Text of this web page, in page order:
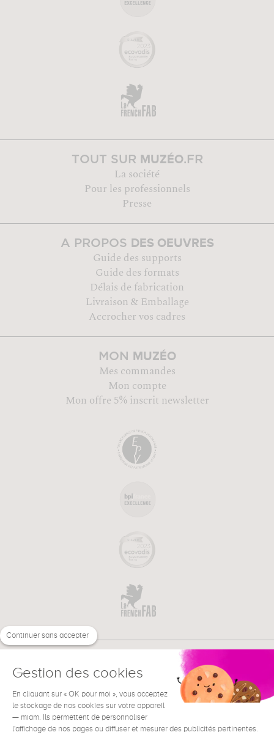
TOUT SUR MUZÉO.FR
La société
Pour les professionnels
Presse
A PROPOS DES OEUVRES
Guide des supports
Guide des formats
Délais de fabrication
Livraison & Emballage
Accrocher vos cadres
MON MUZÉO
Mes commandes
Mon compte
Mon offre 5% inscrit newsletter
BESOIN D'AIDE ?
Continuer sans accepter
Gestion des cookies
En cliquant sur « OK pour moi », vous acceptez
le stockage de nos cookies sur votre appareil
— miam. Ils permettent de personnaliser
l'affichage de nos pages ou diffuser et mesurer des publicités pertinentes.